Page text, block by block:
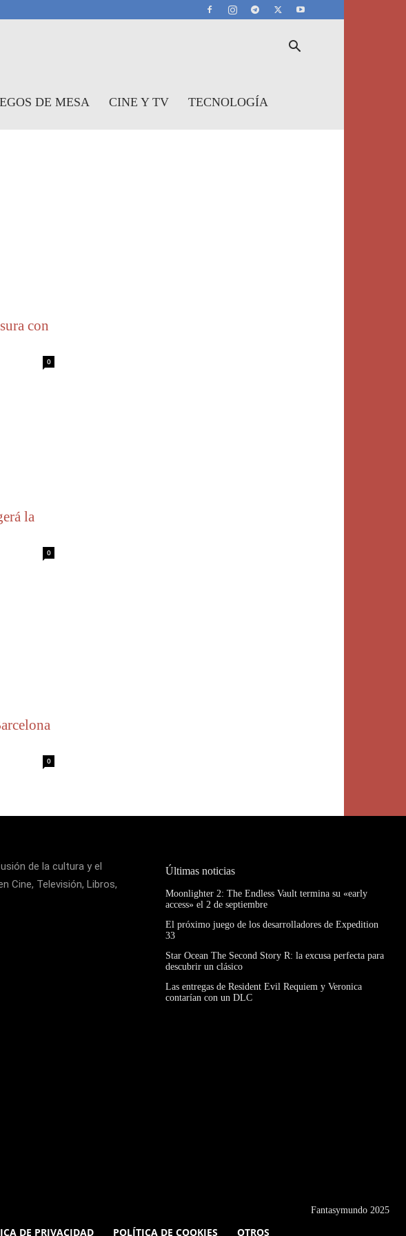
DE MESA CINE Y TV TECNOLOGÍA
con
0
la
0
0
de la cultura y el
Cine, Televisión, Libros,
Últimas noticias
Moonlighter 2: The Endless Vault termina su «early
access» el 2 de septiembre
El próximo juego de los desarrolladores de Expedition
33
Star Ocean The Second Story R: la excusa perfecta para
descubrir un clásico
Las entregas de Resident Evil Requiem y Veronica
contarían con un DLC
Fantasymundo 2025
DE PRIVACIDAD POLÍTICA DE COOKIES OTROS